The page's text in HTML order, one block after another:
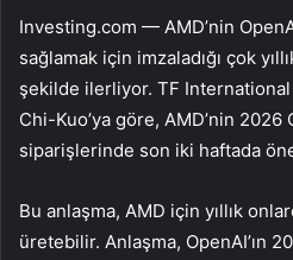
Investing.com — AMD’nin
sağlamak için imzaladığı çok
şekilde ilerliyor. TF
Chi-Kuo’ya göre, AMD’nin 2026
siparişlerinde son iki haftada
Bu anlaşma, AMD için yıllık
üretebilir. Anlaşma, OpenAI’ın